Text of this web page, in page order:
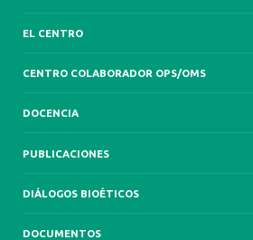
EL CENTRO
CENTRO COLABORADOR OPS/OMS
DOCENCIA
PUBLICACIONES
DIÁLOGOS BIOÉTICOS
DOCUMENTOS